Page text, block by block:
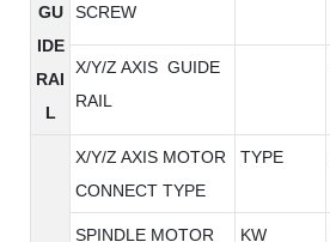
GU
IDE
RAI
L
SCREW
X/Y/Z AXIS GUIDE
RAIL
X/Y/Z AXIS MOTOR
CONNECT TYPE
TYPE
SPINDLE MOTOR KW